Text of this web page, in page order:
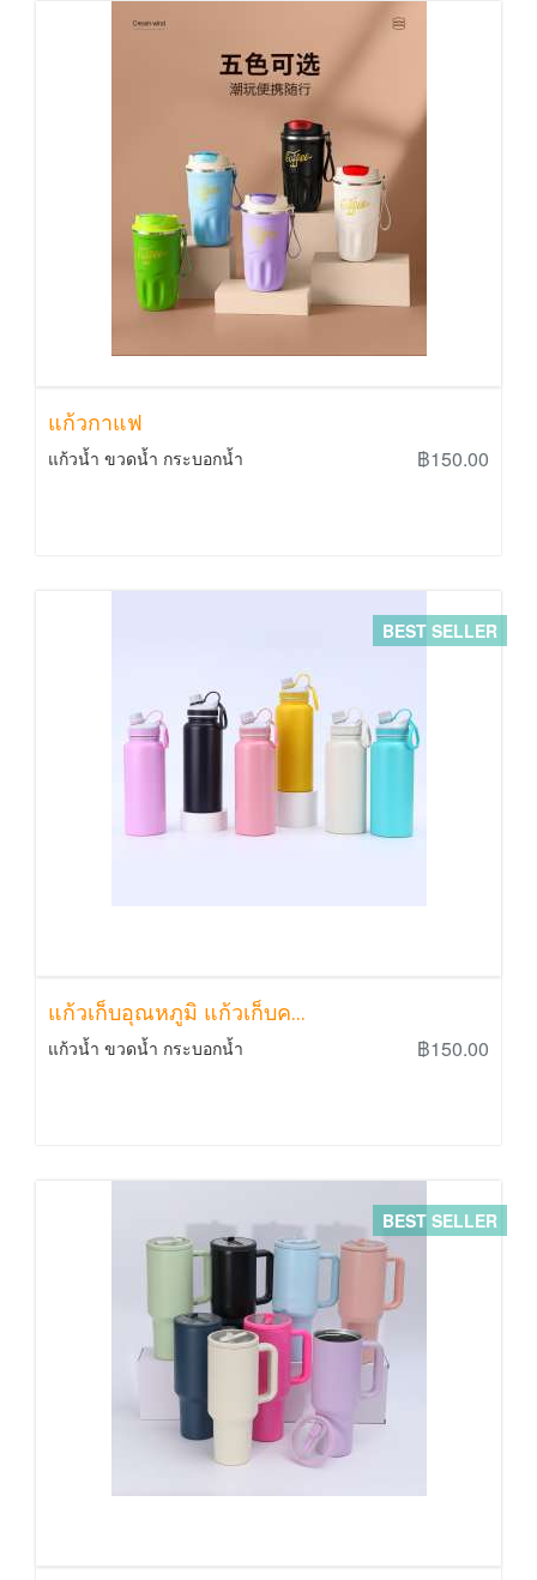
แก้วกาแฟ
แก้วน้ำ ขวดน้ำ กระบอกน้ำ ฿150.00
BEST SELLER
แก้วเก็บอุณหภูมิ แก้วเก็บค...
แก้วน้ำ ขวดน้ำ กระบอกน้ำ ฿150.00
BEST SELLER